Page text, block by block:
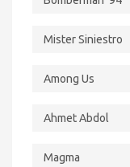
Mister Siniestro
Among Us
Ahmet Abdol
Magma